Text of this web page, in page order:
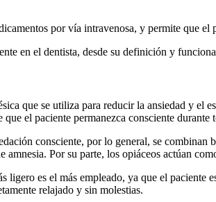
por vía intravenosa, y permite que
en el dentista, desde su definición y
que se utiliza para reducir la ansiedad y el
el paciente permanezca consciente durante
consciente, por lo general, se
amnesia. Por su parte, los opiáceos actúan
ligero es el más empleado, ya que el
relajado y sin molestias.